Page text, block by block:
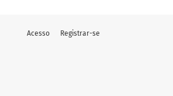
Acesso Registrar-se